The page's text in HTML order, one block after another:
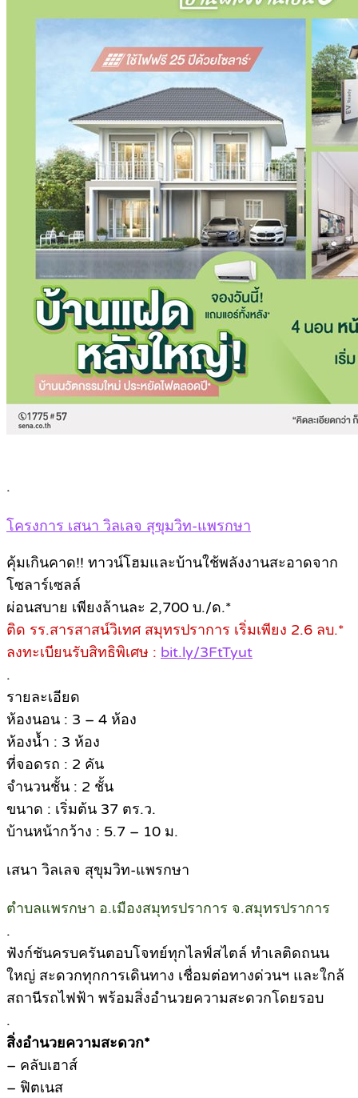
.
โครงการ เสนา วิลเลจ สุขุมวิท-แพรกษา
คุ้มเกินคาด!! ทาวน์โฮมและบ้านใช้พลังงานสะอาดจาก
โซลาร์เซลล์
ผ่อนสบาย เพียงล้านละ 2,700 บ./ด.*
ติด รร.สารสาสน์วิเทศ สมุทรปราการ เริ่มเพียง 2.6 ลบ.*
ลงทะเบียนรับสิทธิพิเศษ : bit.ly/3FtTyut
.
รายละเอียด
ห้องนอน : 3 – 4 ห้อง
ห้องน้ำ : 3 ห้อง
ที่จอดรถ : 2 คัน
จำนวนชั้น : 2 ชั้น
ขนาด : เริ่มต้น 37 ตร.ว.
บ้านหน้ากว้าง : 5.7 – 10 ม.
เสนา วิลเลจ สุขุมวิท-แพรกษา
ตำบลแพรกษา อ.เมืองสมุทรปราการ จ.สมุทรปราการ
.
ฟังก์ชันครบครันตอบโจทย์ทุกไลฟ์สไตล์ ทำเลติดถนน
ใหญ่ สะดวกทุกการเดินทาง เชื่อมต่อทางด่วนฯ และใกล้
สถานีรถไฟฟ้า พร้อมสิ่งอำนวยความสะดวกโดยรอบ
.
สิ่งอำนวยความสะดวก*
– คลับเฮาส์
– ฟิตเนส